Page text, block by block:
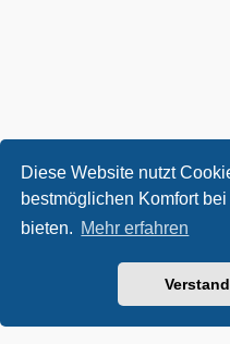
Diese Website nutzt
bestmöglichen Komfort
bieten. Mehr erfahren